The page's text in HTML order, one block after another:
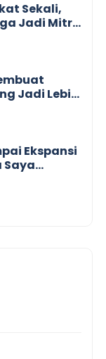
Sekali,
Jadi Mitra
dan
Jadi Lebih
Cuan
Berkat
Ekspansi
Saya
Antar
SPIL